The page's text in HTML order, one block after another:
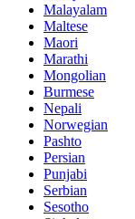
Malayalam
Maltese
Maori
Marathi
Mongolian
Burmese
Nepali
Norwegian
Pashto
Persian
Punjabi
Serbian
Sesotho